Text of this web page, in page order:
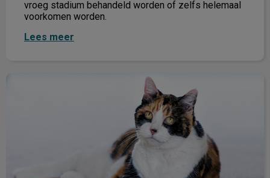
vroeg stadium behandeld worden of zelfs helemaal
voorkomen worden.
Lees meer